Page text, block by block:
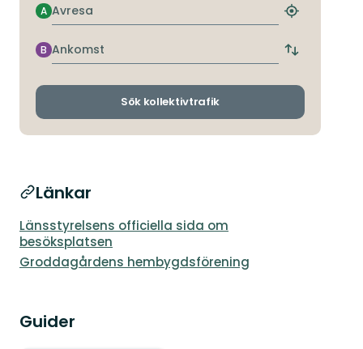
Avresa
A
Hitta
hållplats
Ankomst
B
Byt
och
Sök kollektivtrafik
Länkar
Länsstyrelsens officiella sida om
besöksplatsen
Groddagårdens hembygdsförening
Guider